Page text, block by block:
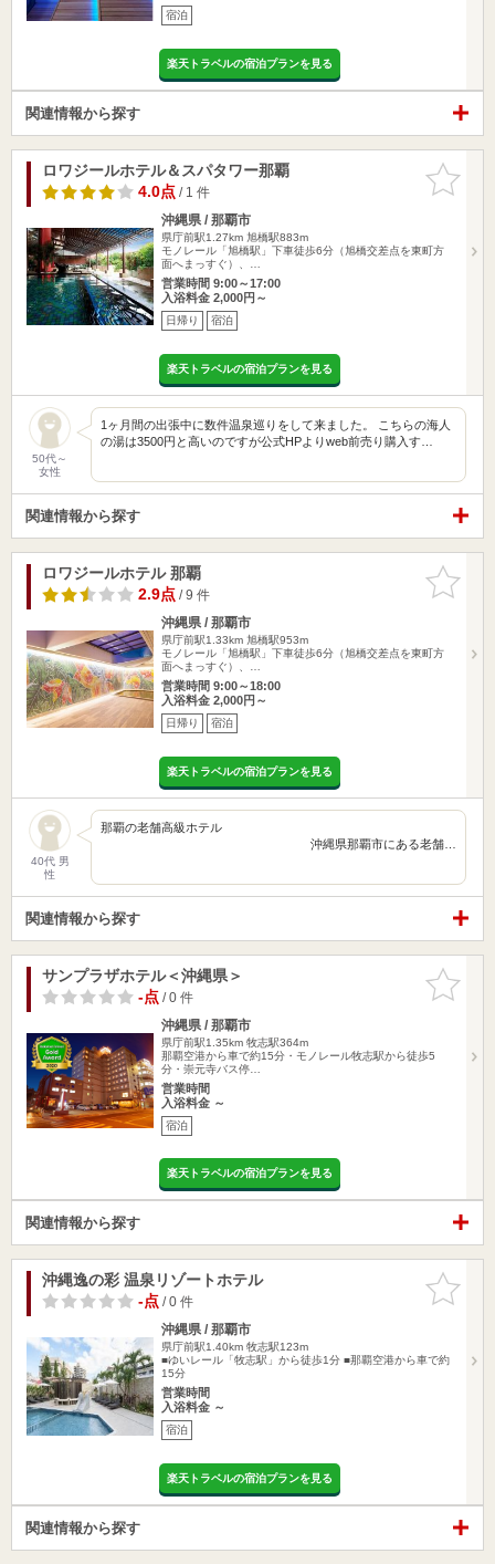
宿泊
楽天トラベルの宿泊プランを見る
関連情報から探す
お気に入
りに追加
ロワジールホテル＆スパタワー那覇
4.0点/ 1 件
沖縄県 / 那覇市
県庁前駅1.27km 旭橋駅883m
モノレール「旭橋駅」下車徒歩6分（旭橋交差点を東町方
面へまっすぐ）、…
営業時間 9:00～17:00
入浴料金 2,000円～
日帰り 宿泊
楽天トラベルの宿泊プランを見る
50代～
女性
1ヶ月間の出張中に数件温泉巡りをして来ました。 こちらの海人
の湯は3500円と高いのですが公式HPよりweb前売り購入す…
関連情報から探す
お気に入
りに追加
ロワジールホテル 那覇
2.9点/ 9 件
沖縄県 / 那覇市
県庁前駅1.33km 旭橋駅953m
モノレール「旭橋駅」下車徒歩6分（旭橋交差点を東町方
面へまっすぐ）、…
営業時間 9:00～18:00
入浴料金 2,000円～
日帰り 宿泊
楽天トラベルの宿泊プランを見る
40代 男
性
那覇の老舗高級ホテル
沖縄県那覇市にある老舗…
関連情報から探す
お気に入
りに追加
サンプラザホテル＜沖縄県＞
-点/ 0 件
沖縄県 / 那覇市
県庁前駅1.35km 牧志駅364m
那覇空港から車で約15分・モノレール牧志駅から徒歩5
分・崇元寺バス停…
営業時間
入浴料金 ～
宿泊
楽天トラベルの宿泊プランを見る
関連情報から探す
お気に入
りに追加
沖縄逸の彩 温泉リゾートホテル
-点/ 0 件
沖縄県 / 那覇市
県庁前駅1.40km 牧志駅123m
■ゆいレール「牧志駅」から徒歩1分 ■那覇空港から車で約
15分
営業時間
入浴料金 ～
宿泊
楽天トラベルの宿泊プランを見る
関連情報から探す